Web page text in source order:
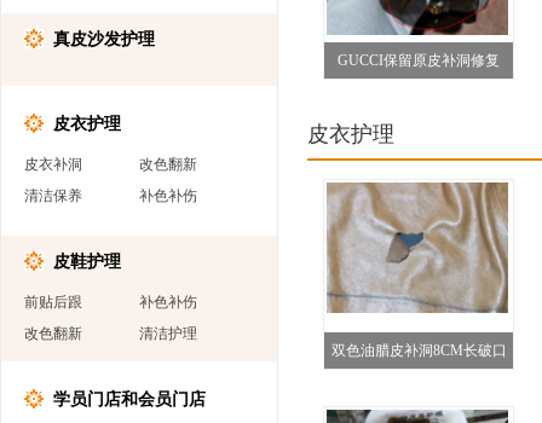
真皮沙发护理
皮衣护理
皮衣补洞
改色翻新
清洁保养
补色补伤
皮鞋护理
前贴后跟
补色补伤
改色翻新
清洁护理
学员门店和会员门店
GUCCI保留原皮补洞修复
皮衣护理
双色油腊皮补洞8CM长破口